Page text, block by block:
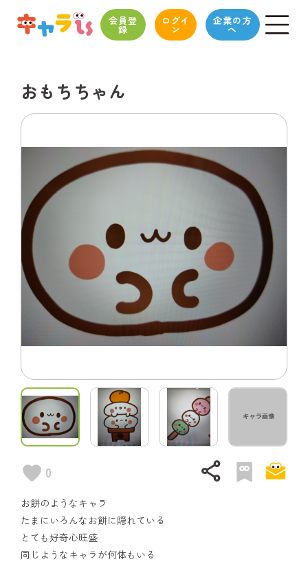
会員登
録
ログイ
ン
企業の方
へ
おもちちゃん
0 share
お餅のようなキャラ
たまにいろんなお餅に隠れている
とても好奇心旺盛
同じようなキャラが何体もいる